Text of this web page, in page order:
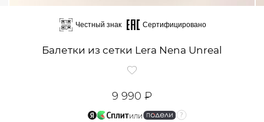
Честный знак Сертифицировано
Балетки из сетки Lera Nena Unreal
9 990 ₽
или